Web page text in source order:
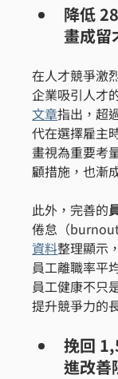
降低
畫成留
在人才競爭激
企業吸引人才
文章指出，超
代在選擇雇主
畫視為重要考
顧措施，也漸
此外，完善的
倦怠（
資料整理顯示
員工離職率平
員工健康不只
提升競爭力的
挽回
進改善